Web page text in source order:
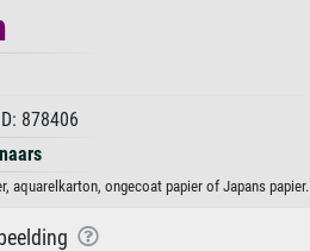
878406
aquarelkarton, ongecoat papier of Japans papier.